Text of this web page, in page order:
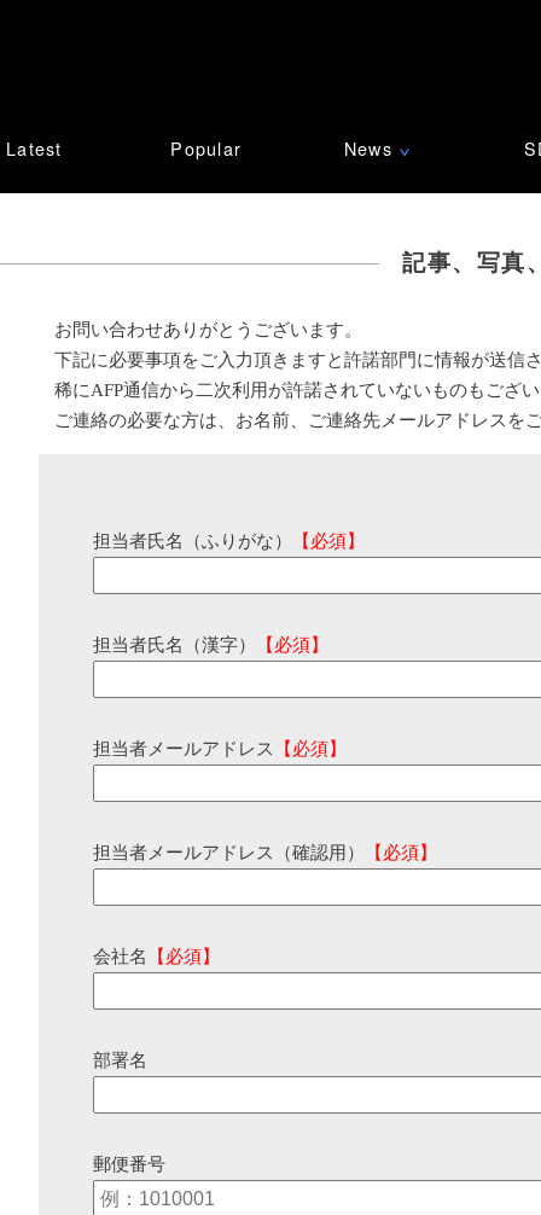
Latest Popular News ∨
記事、写真
お問い合わせありがとうございます。
下記に必要事項をご入力頂きますと許諾部門に情報が送信
稀にAFP通信から二次利用が許諾されていないものもござ
ご連絡の必要な方は、お名前、ご連絡先メールアドレスを
担当者氏名（ふりがな） 【必須】
担当者氏名（漢字） 【必須】
担当者メールアドレス 【必須】
担当者メールアドレス（確認用） 【必須】
会社名 【必須】
部署名
郵便番号